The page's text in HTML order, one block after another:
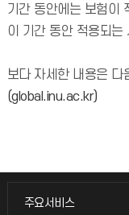
기간 동안에는 보험이
이 기간 동안 적용되는
보다 자세한 내용은 다
(global.inu.ac.kr)
주요서비스
주요서비스